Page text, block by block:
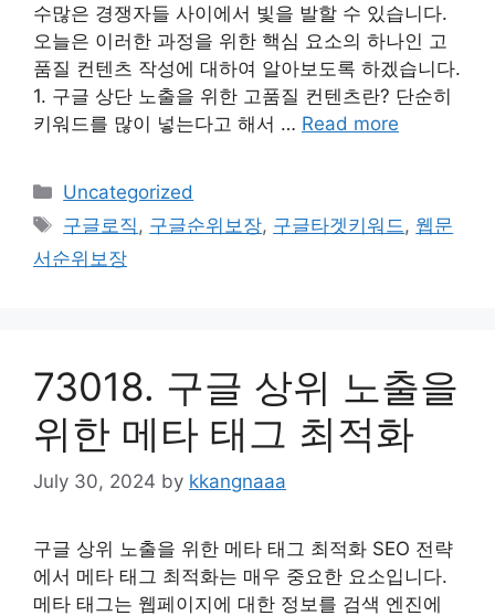
수많은 경쟁자들 사이에서 빛을 발할 수 있습니다.
오늘은 이러한 과정을 위한 핵심 요소의 하나인 고
품질 컨텐츠 작성에 대하여 알아보도록 하겠습니다.
1. 구글 상단 노출을 위한 고품질 컨텐츠란? 단순히
키워드를 많이 넣는다고 해서 … Read more
Categories
Uncategorized
Tags
구글로직 , 구글순위보장, 구글타겟키워드 , 웹문
서순위보장
73018. 구글 상위 노출을
위한 메타 태그 최적화
July 30, 2024 by kkangnaaa
구글 상위 노출을 위한 메타 태그 최적화 SEO 전략
에서 메타 태그 최적화는 매우 중요한 요소입니다.
메타 태그는 웹페이지에 대한 정보를 검색 엔진에